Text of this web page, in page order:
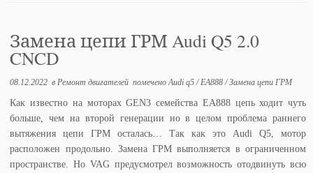
Замена цепи ГРМ Audi Q5 2.0
CNCD
08.12.2022 в Ремонт двигателей помеченоAudi q5/ EA888/Замена цепи ГРМ
Как известно на моторах GEN3 семейства EA888 цепь ходит чуть
больше, чем на второй генерации но в целом проблема раннего
вытяжения цепи ГРМ осталась… Так как это Audi Q5, мотор
расположен продольно. Замена ГРМ выполняется в ограниченном
пространстве. Но VAG предусмотрел возможность отодвинуть всю